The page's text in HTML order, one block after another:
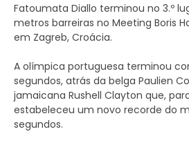
Fatoumata Diallo terminou no 3.º
metros barreiras no Meeting Boris
em Zagreb, Croácia.
A olímpica portuguesa terminou
segundos, atrás da belga Paulien
jamaicana Rushell Clayton que,
estabeleceu um novo recorde do
segundos.